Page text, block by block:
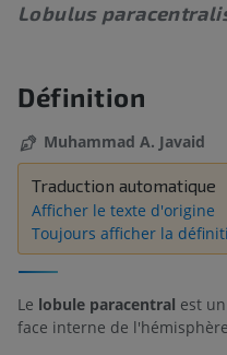
Lobulus
Définition
Muhammad A. Javaid
Traduction automatique
Afficher le texte d'origine
Toujours afficher la
Le lobule paracentral est
face interne de